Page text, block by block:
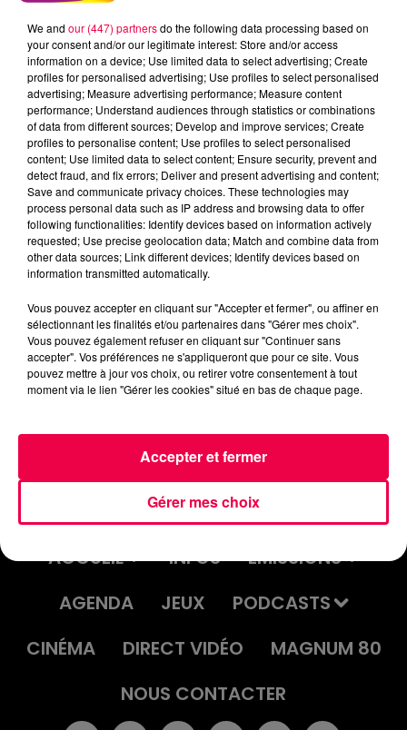
podcasts/2024/02/PIERRE-CASTOR-26.02-–-Il-Y-
AURAIT-DES-INVENTIONS-DE-LEONARD-DE-VINCI-
QUI-FONT-TOUJO
ACCUEIL INFOS
EMISSIONS
AGENDA
JEUX
PODCASTS
CINÉMA
DIRECT VIDÉO
MAGNUM 80
NOUS CONTACTER
We and our (447) partnersdo the following data processing based on
your consent and/or our legitimate interest: Store and/or access
information on a device; Use limited data to select advertising; Create
profiles for personalised advertising; Use profiles to select personalised
advertising; Measure advertising performance; Measure content
performance; Understand audiences through statistics or combinations
of data from different sources; Develop and improve services; Create
profiles to personalise content; Use profiles to select personalised
content; Use limited data to select content; Ensure security, prevent and
detect fraud, and fix errors; Deliver and present advertising and content;
Save and communicate privacy choices. These technologies may
process personal data such as IP address and browsing data to offer
following functionalities: Identify devices based on information actively
requested; Use precise geolocation data; Match and combine data from
other data sources; Link different devices; Identify devices based on
information transmitted automatically.
Vous pouvez accepter en cliquant sur "Accepter et fermer", ou affiner en
sélectionnant les finalités et/ou partenaires dans "Gérer mes choix".
Vous pouvez également refuser en cliquant sur "Continuer sans
accepter". Vos préférences ne s'appliqueront que pour ce site. Vous
pouvez mettre à jour vos choix, ou retirer votre consentement à tout
moment via le lien "Gérer les cookies" situé en bas de chaque page.
Gérer mes choix
Accepter et fermer